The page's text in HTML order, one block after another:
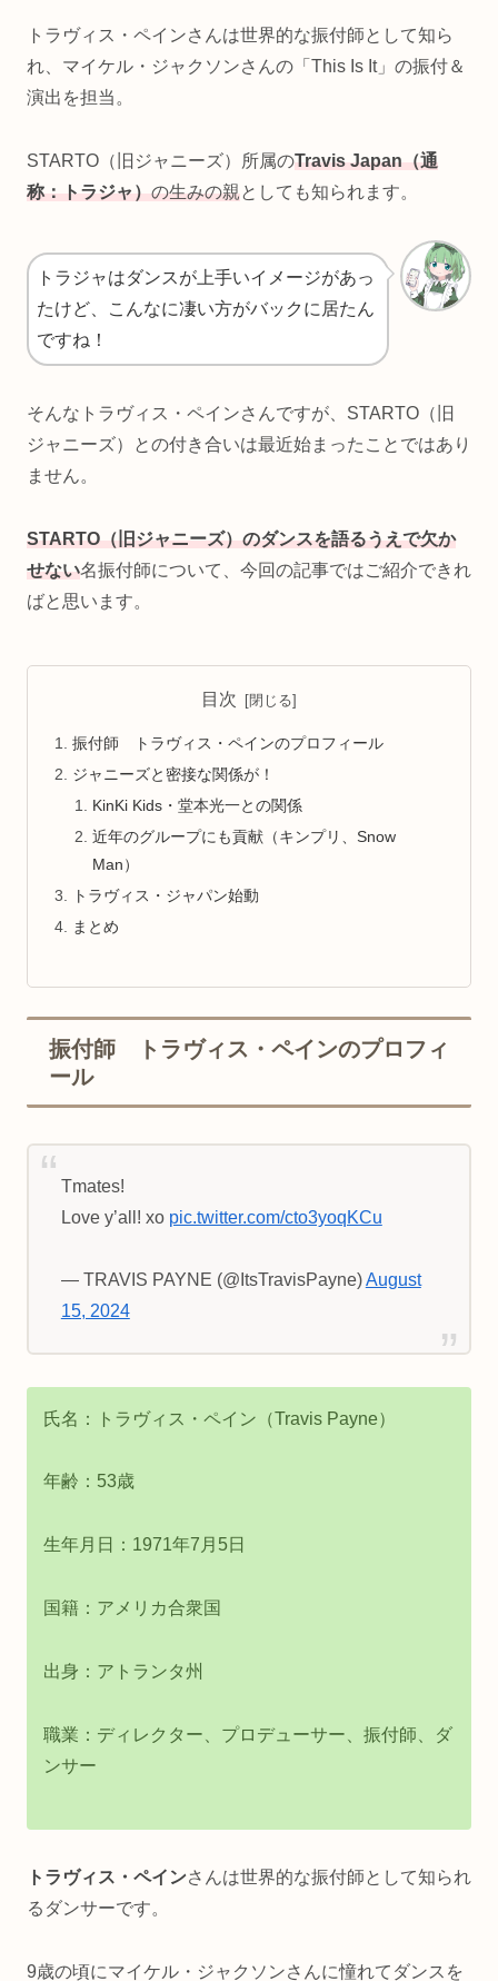
トラヴィス・ペインさんは世界的な振付師として知ら
れ、マイケル・ジャクソンさんの「This Is It」の振付＆
演出を担当。
STARTO（旧ジャニーズ）所属のTravis Japan（通
称：トラジャ）の生みの親としても知られます。
トラジャはダンスが上手いイメージがあっ
たけど、こんなに凄い方がバックに居たん
ですね！
そんなトラヴィス・ペインさんですが、STARTO（旧
ジャニーズ）との付き合いは最近始まったことではあり
ません。
STARTO（旧ジャニーズ）のダンスを語るうえで欠か
せない名振付師について、今回の記事ではご紹介できれ
ばと思います。
目次
振付師 トラヴィス・ペインのプロフィール
ジャニーズと密接な関係が！
KinKi Kids・堂本光一との関係
近年のグループにも貢献（キンプリ、Snow
Man）
トラヴィス・ジャパン始動
まとめ
振付師 トラヴィス・ペインのプロフィ
ール
Tmates!
Love y’all! xo pic.twitter.com/cto3yoqKCu
— TRAVIS PAYNE (@ItsTravisPayne)August
15, 2024
氏名：トラヴィス・ペイン（Travis Payne）
年齢：53歳
生年月日：1971年7月5日
国籍：アメリカ合衆国
出身：アトランタ州
職業：ディレクター、プロデューサー、振付師、ダ
ンサー
トラヴィス・ペインさんは世界的な振付師として知られ
るダンサーです。
9歳の頃にマイケル・ジャクソンさんに憧れてダンスを